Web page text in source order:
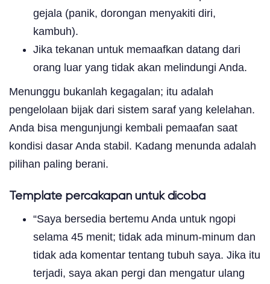
gejala (panik, dorongan menyakiti diri,
kambuh).
Jika tekanan untuk memaafkan datang dari
orang luar yang tidak akan melindungi Anda.
Menunggu bukanlah kegagalan; itu adalah
pengelolaan bijak dari sistem saraf yang kelelahan.
Anda bisa mengunjungi kembali pemaafan saat
kondisi dasar Anda stabil. Kadang menunda adalah
pilihan paling berani.
Template percakapan untuk dicoba
“Saya bersedia bertemu Anda untuk ngopi
selama 45 menit; tidak ada minum-minum dan
tidak ada komentar tentang tubuh saya. Jika itu
terjadi, saya akan pergi dan mengatur ulang